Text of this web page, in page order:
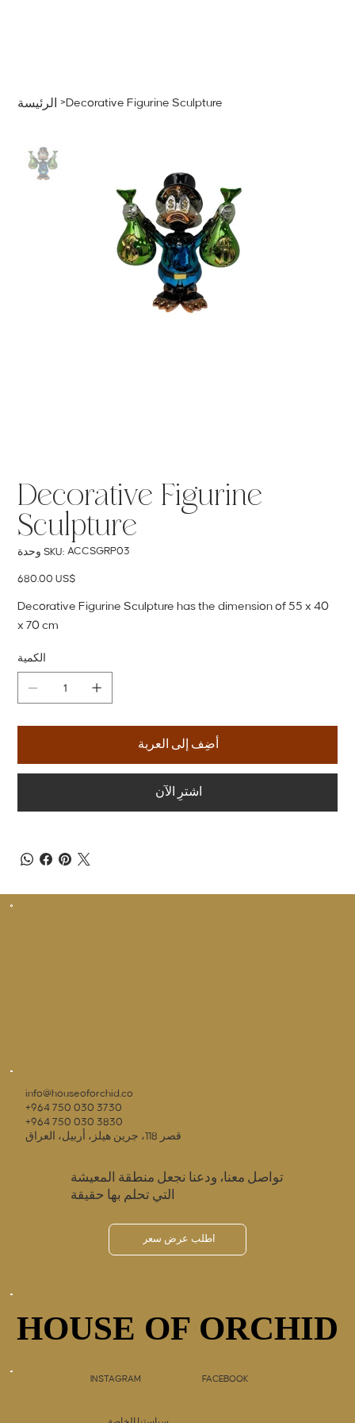
الرئيسة >Decorative Figurine Sculpture
Decorative Figurine
Sculpture
وحدة SKU: SKU
ACCSGRP03
ACCSGRP03
السعر ‏680.00 US$
Decorative Figurine Sculpture has the dimension of 55 x 40
x 70 cm
الكمية
أضِف إلى العربة
اشترِ الآن
info@houseoforchid.co
+964 750 030 3730
+964 750 030 3830
قصر 118، جرين هيلز، أربيل، العراق
تواصل معنا، ودعنا نجعل منطقة المعيشة
التي تحلم بها حقيقة
اطلب عرض سعر
HOUSE OF ORCHID
HOUSE OF ORCHID
INSTAGRAM FACEBOOK